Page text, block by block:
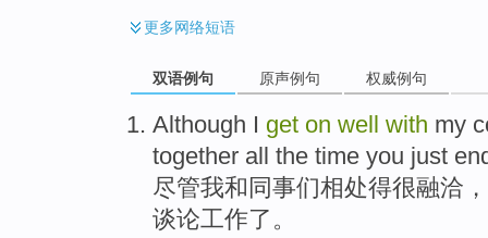
更多网络短语
双语例句 原声例句 权威例句
Although I get on well with my
together all the time you just
尽管我和 同事们相处得很融洽
谈论工作了。